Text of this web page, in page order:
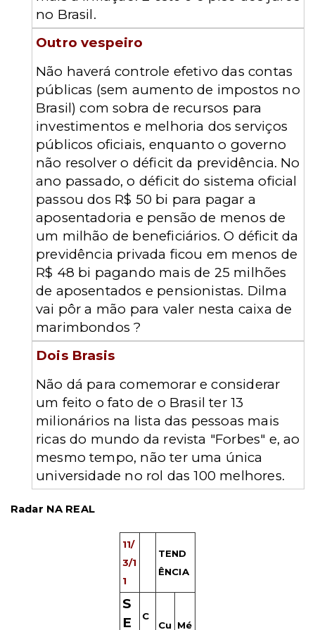
no Brasil.
Outro vespeiro
Não haverá controle efetivo das contas
públicas (sem aumento de impostos no
Brasil) com sobra de recursos para
investimentos e melhoria dos serviços
públicos oficiais, enquanto o governo
não resolver o déficit da previdência. No
ano passado, o déficit do sistema oficial
passou dos R$ 50 bi para pagar a
aposentadoria e pensão de menos de
um milhão de beneficiários. O déficit da
previdência privada ficou em menos de
R$ 48 bi pagando mais de 25 milhões
de aposentados e pensionistas. Dilma
vai pôr a mão para valer nesta caixa de
marimbondos ?
Dois Brasis
Não dá para comemorar e considerar
um feito o fato de o Brasil ter 13
milionários na lista das pessoas mais
ricas do mundo da revista "Forbes" e, ao
mesmo tempo, não ter uma única
universidade no rol das 100 melhores.
Radar NA REAL
11/
3/1
1
TEND
ÊNCIA
S
E
C
Cu Mé